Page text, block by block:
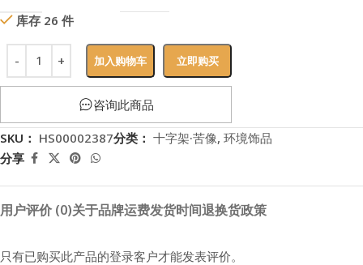
库存 26 件
加入购物车 立即购买
咨询此商品
SKU： HS00002387分类： 十字架·苦像, 环境饰品
分享
用户评价 (0)关于品牌运费发货时间退换货政策
只有已购买此产品的登录客户才能发表评价。